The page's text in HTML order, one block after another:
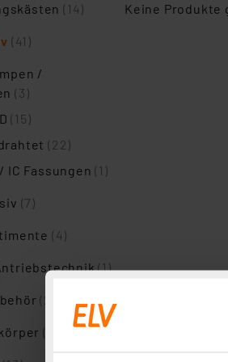
(14)
(41)
/
(3)
(15)
(22)
IC Fassungen(1)
(7)
(4)
(1)
(24)
(2)
Keine Produkte